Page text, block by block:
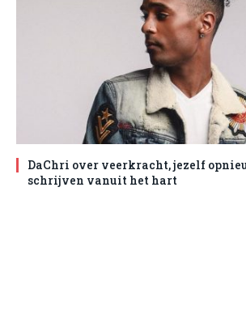
DaChri over veerkracht, jezelf
schrijven vanuit het hart